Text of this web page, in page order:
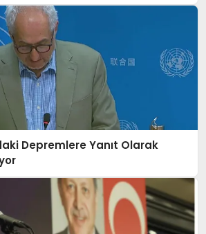
Depremlere Yanıt Olarak